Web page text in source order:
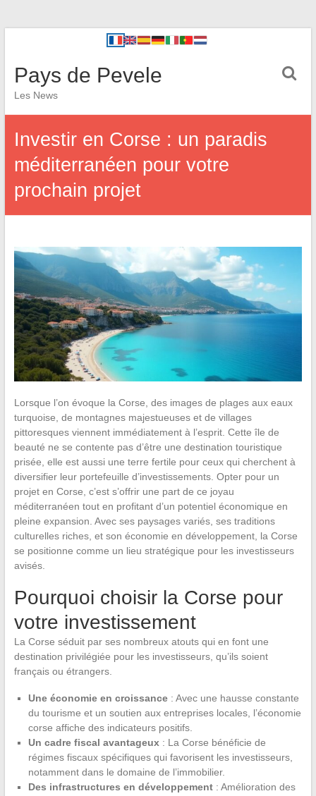
Pays de Pevele
Les News
Investir en Corse : un paradis
méditerranéen pour votre
prochain projet
Lorsque l’on évoque la Corse, des images de plages aux eaux
turquoise, de montagnes majestueuses et de villages
pittoresques viennent immédiatement à l’esprit. Cette île de
beauté ne se contente pas d’être une destination touristique
prisée, elle est aussi une terre fertile pour ceux qui cherchent à
diversifier leur portefeuille d’investissements. Opter pour un
projet en Corse, c’est s’offrir une part de ce joyau
méditerranéen tout en profitant d’un potentiel économique en
pleine expansion. Avec ses paysages variés, ses traditions
culturelles riches, et son économie en développement, la Corse
se positionne comme un lieu stratégique pour les investisseurs
avisés.
Pourquoi choisir la Corse pour
votre investissement
La Corse séduit par ses nombreux atouts qui en font une
destination privilégiée pour les investisseurs, qu’ils soient
français ou étrangers.
Une économie en croissance: Avec une hausse constante
du tourisme et un soutien aux entreprises locales, l’économie
corse affiche des indicateurs positifs.
Un cadre fiscal avantageux: La Corse bénéficie de
régimes fiscaux spécifiques qui favorisent les investisseurs,
notamment dans le domaine de l’immobilier.
Des infrastructures en développement: Amélioration des